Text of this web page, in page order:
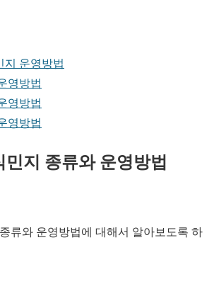
지 운영방법
영방법
영방법
영방법
민지 종류와 운영방법
류와 운영방법에 대해서 알아보도록 하